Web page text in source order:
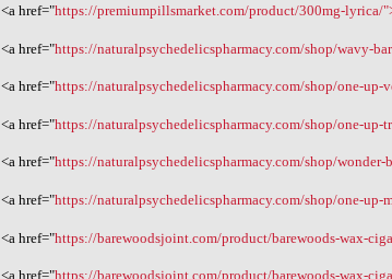
<a href="https://premiumpillsmarket.com/product/300mg-lyrica/
<a href="https://naturalpsychedelicspharmacy.com/shop/wavy-
<a href="https://naturalpsychedelicspharmacy.com/shop/one-up-
<a href="https://naturalpsychedelicspharmacy.com/shop/one-up-
<a href="https://naturalpsychedelicspharmacy.com/shop/wonder-
<a href="https://naturalpsychedelicspharmacy.com/shop/one-up-
<a href="https://barewoodsjoint.com/product/barewoods-wax-
<a href="https://barewoodsjoint.com/product/barewoods-wax-